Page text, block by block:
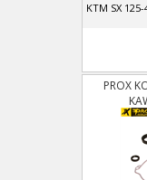
KTM SX
PROX